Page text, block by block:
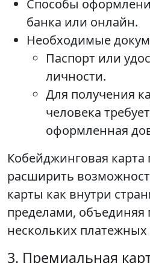
Способы
банка или онлайн.
Необходимые
Паспорт или
личности.
Для получения
человека
оформленная
Кобейджинговая карта
расширить
карты как внутри
пределами, объединяя
нескольких платежных
3. Премиальная